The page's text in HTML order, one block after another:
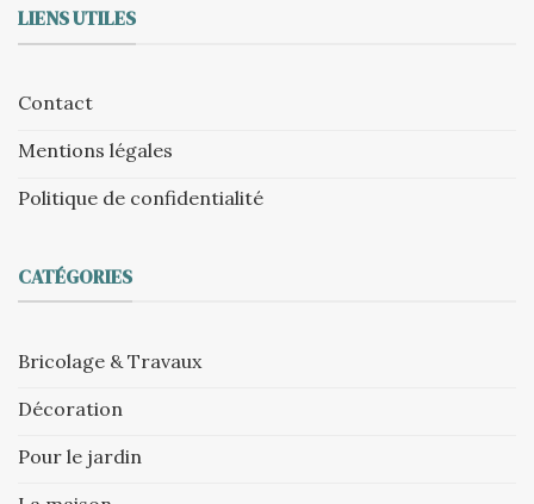
LIENS UTILES
Contact
Mentions légales
Politique de confidentialité
CATÉGORIES
Bricolage & Travaux
Décoration
Pour le jardin